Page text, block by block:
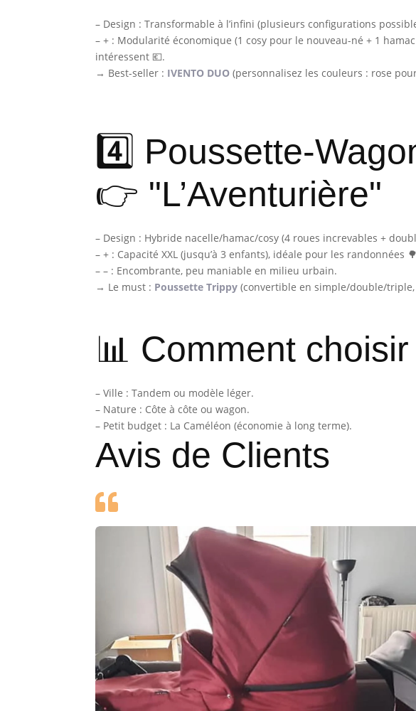
– Design : Transformable à l’infini (plusieurs configurations
– + : Modularité économique (1 cosy pour le nouveau-né + 1
intéressent 💶.
→ Best-seller : IVENTO DUO (personnalisez les couleurs : rose
4️⃣ Poussette-
👉 "L’Aventurière"
– Design : Hybride nacelle/hamac/cosy (4 roues increvables +
– + : Capacité XXL (jusqu’à 3 enfants), idéale pour les randonnées
– – : Encombrante, peu maniable en milieu urbain.
→ Le must : Poussette Trippy (convertible en simple/double/
📊 Comment choisir
– Ville : Tandem ou modèle léger.
– Nature : Côte à côte ou wagon.
– Petit budget : La Caméléon (économie à long terme).
Avis de Clients
